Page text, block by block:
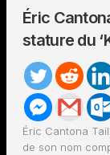
Éric
stature du
Éric Cantona
de son nom